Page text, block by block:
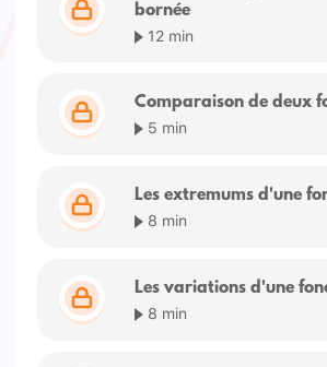
bornée
12 min
Comparaison de deux
5 min
Les extremums d'une
8 min
Les variations d'une
8 min